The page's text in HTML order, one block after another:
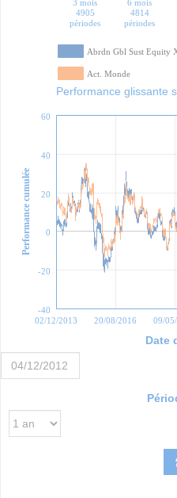
3 mois
4905
périodes
6 mois
4814
périodes
Abrdn Gbl Sust Equity
Act. Monde
Performance glissante
02/12/2013 20/08/2016 09/
-40
-20
0
20
40
60
Performance cumulée
Date